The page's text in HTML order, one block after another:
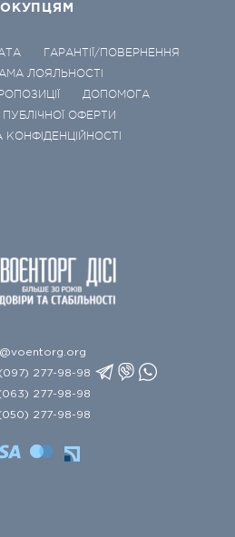
ГАРАНТІЇ/ПОВЕРНЕННЯ
ЛОЯЛЬНОСТІ
ДОПОМОГА
ОФЕРТИ
КОНФІДЕНЦІЙНОСТІ
277-98-98
277-98-98
277-98-98